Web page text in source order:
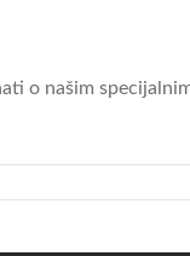
o našim